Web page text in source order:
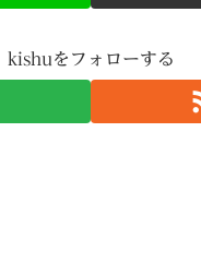
kishuをフォローする